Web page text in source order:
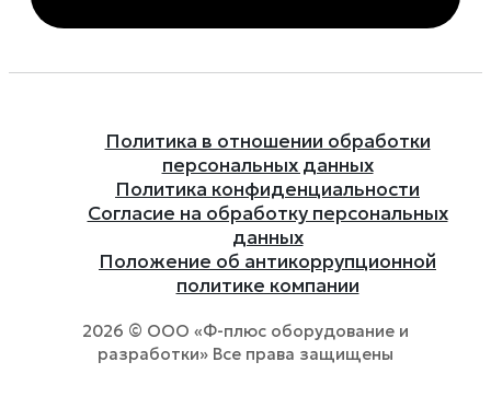
Политика в отношении обработки
персональных данных
Политика конфиденциальности
Согласие на обработку персональных
данных
Положение об антикоррупционной
политике компании
2026 © ООО «Ф-плюс оборудование и
разработки» Все права защищены